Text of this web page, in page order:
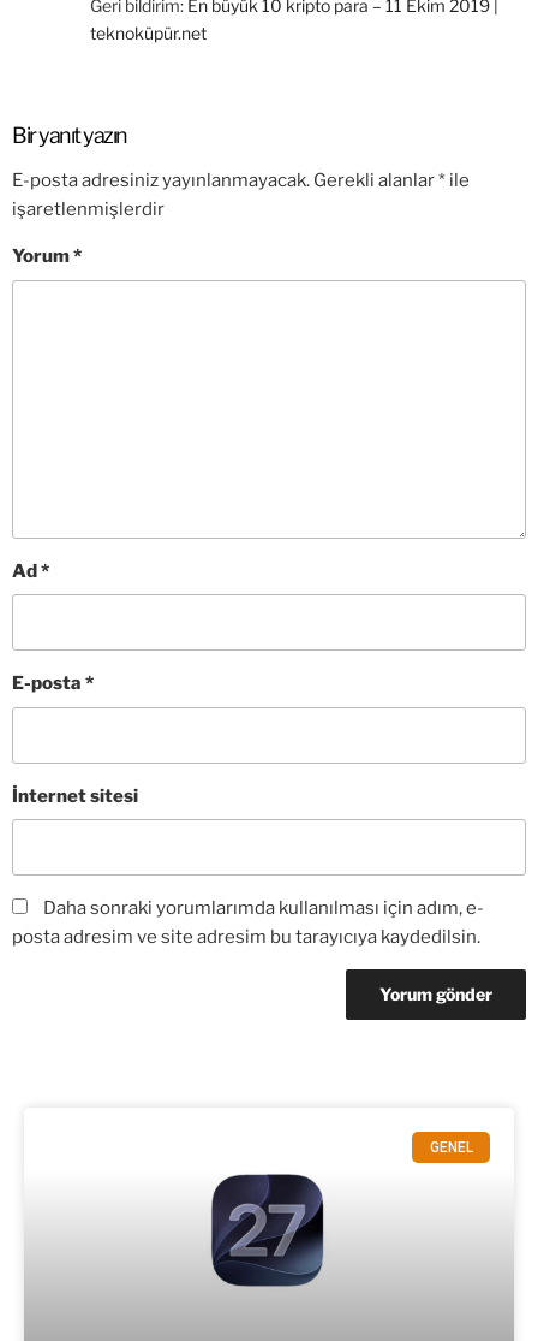
Geri bildirim: En büyük 10 kripto para – 11 Ekim 2019 |
teknoküpür.net
Bir yanıt yazın
E-posta adresiniz yayınlanmayacak. Gerekli alanlar* ile
işaretlenmişlerdir
Yorum*
Ad*
E-posta *
İnternet sitesi
Daha sonraki yorumlarımda kullanılması için adım, e-
posta adresim ve site adresim bu tarayıcıya kaydedilsin.
GENEL